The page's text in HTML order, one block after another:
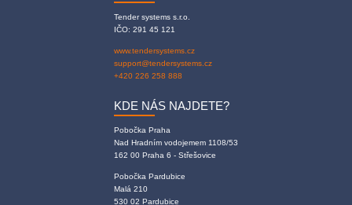
Tender systems s.r.o.
IČO: 291 45 121
www.tendersystems.cz
support@tendersystems.cz
+420 226 258 888
KDE NÁS NAJDETE?
Pobočka Praha
Nad Hradním vodojemem 1108/53
162 00 Praha 6 - Střešovice
Pobočka Pardubice
Malá 210
530 02 Pardubice